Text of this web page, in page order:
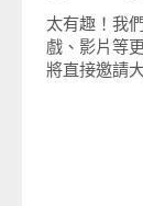
太有趣！我
戲、影片等
將直接邀請